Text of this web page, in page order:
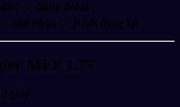
file) → đừng thoát
Chấp nhận → Khởi động lại
MEP 1.75
2 giây